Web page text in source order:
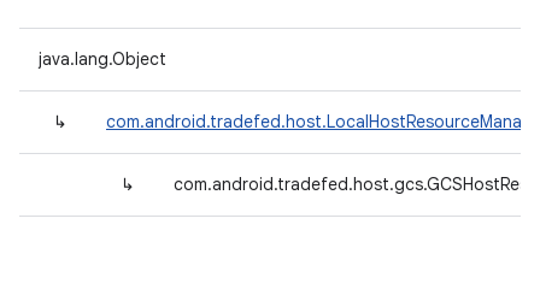
java.lang.Object
↳
↳